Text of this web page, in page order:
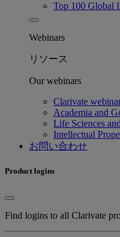
Top 100 Global
Webinars
リソース
Our webinars
Clarivate
Academia and
Life Sciences
Intellectual
お問い合わせ
Product logins
Find logins to all Clarivate